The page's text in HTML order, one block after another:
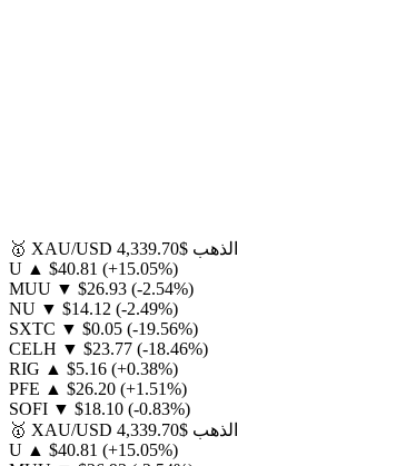
🥇 XAU/USD الذهب $4,339.70
U ▲ $40.81 (+15.05%)
MUU ▼ $26.93 (-2.54%)
NU ▼ $14.12 (-2.49%)
SXTC ▼ $0.05 (-19.56%)
CELH ▼ $23.77 (-18.46%)
RIG ▲ $5.16 (+0.38%)
PFE ▲ $26.20 (+1.51%)
SOFI ▼ $18.10 (-0.83%)
🥇 XAU/USD الذهب $4,339.70
U ▲ $40.81 (+15.05%)